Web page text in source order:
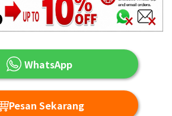
WhatsApp
Pesan Sekarang